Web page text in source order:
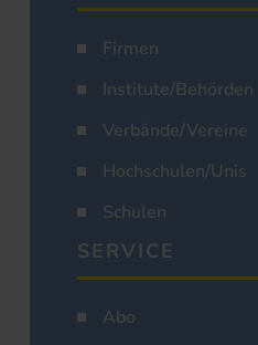
Firmen
Institute/Behörden
Verbände/Vereine
Hochschulen/Unis
Schulen
SERVICE
Abo